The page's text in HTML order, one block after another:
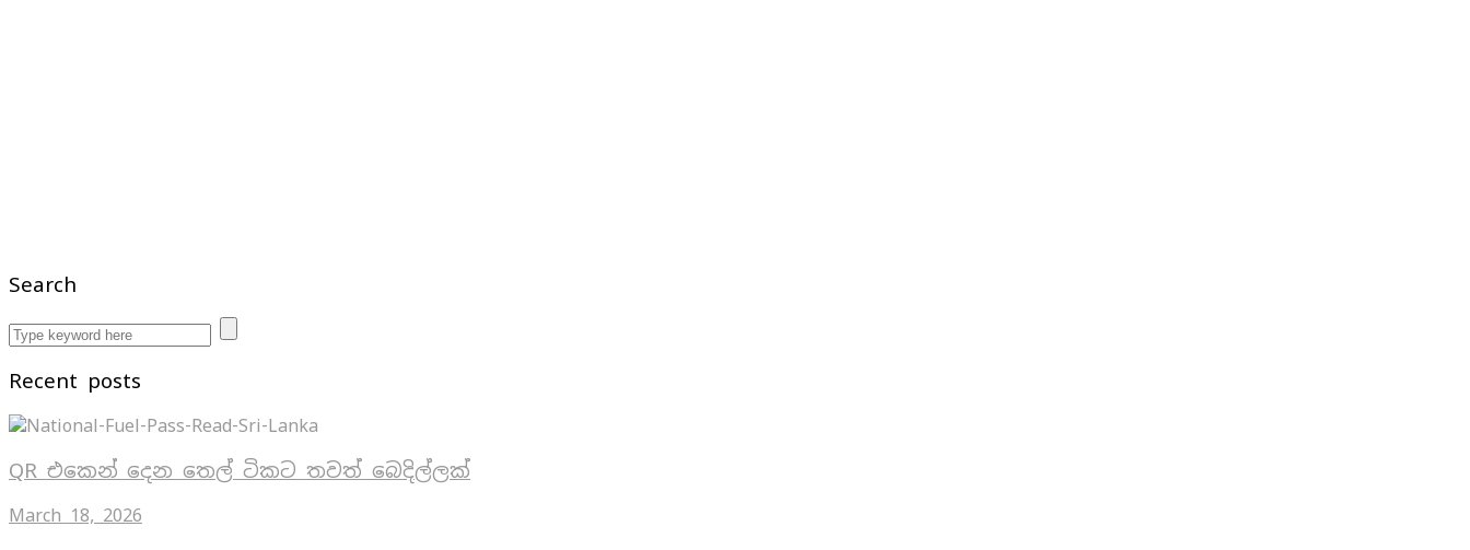
Search
Recent posts
QR එකෙන් දෙන තෙල් ටිකට තවත් බෙදිල්ලක්
March 18, 2026